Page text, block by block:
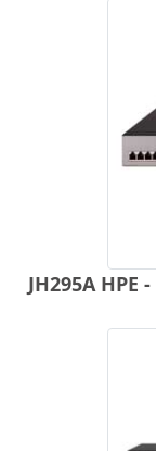
JH295A